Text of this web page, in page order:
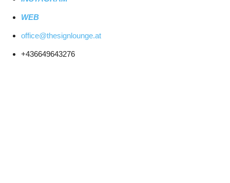
WEB
office@thesignlounge.at
+436649643276